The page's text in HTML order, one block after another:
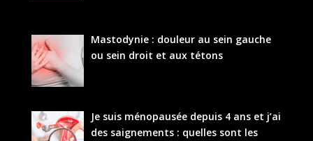
Mastodynie : douleur au sein gauche
ou sein droit et aux tétons
Je suis ménopausée depuis 4 ans et j’ai
des saignements : quelles sont les